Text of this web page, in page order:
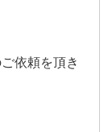
依頼を頂き